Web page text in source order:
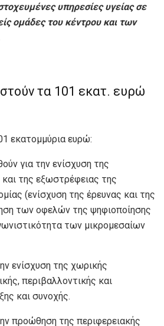
υπηρεσίες υγείας σε
ομάδες του κέντρου και των
τα 101 εκατ. ευρώ
εκατομμύρια ευρώ:
για την ενίσχυση της
της εξωστρέφειας της
(ενίσχυση της έρευνας και της
των οφελών της ψηφιοποίησης
των μικρομεσαίων
ενίσχυση της χωρικής
περιβαλλοντικής και
και συνοχής.
προώθηση της περιφερειακής